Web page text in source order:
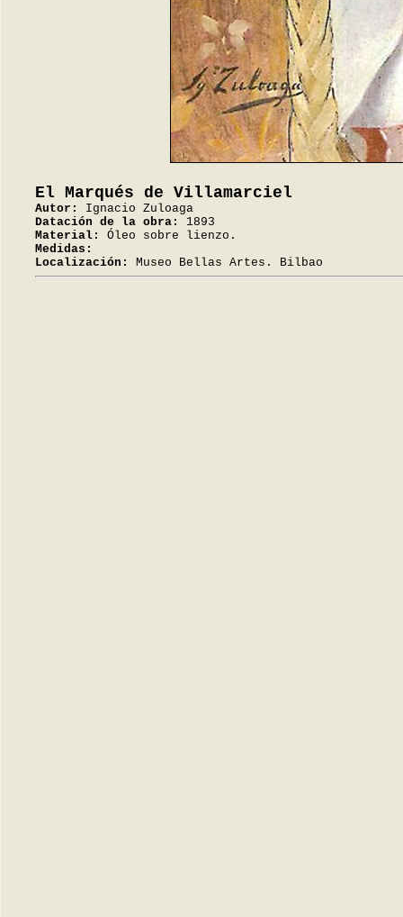
El Marqués de Villamarciel
Autor:
Ignacio Zuloaga
Datación de la obra:
1893
Material:
Óleo sobre lienzo.
Medidas:
Localización:
Museo Bellas Artes. Bilbao